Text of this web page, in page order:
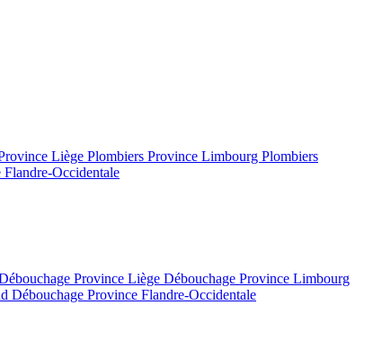
Liège Plombiers Province Limbourg Plombiers
Occidentale
Province Liège Débouchage Province Limbourg
Débouchage Province Flandre-Occidentale